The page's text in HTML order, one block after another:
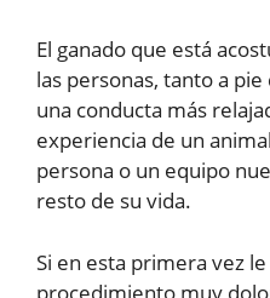
El ganado que está
las personas, tanto a
una conducta más
experiencia de un
persona o un equipo
resto de su vida.
Si en esta primera vez
procedimiento muy